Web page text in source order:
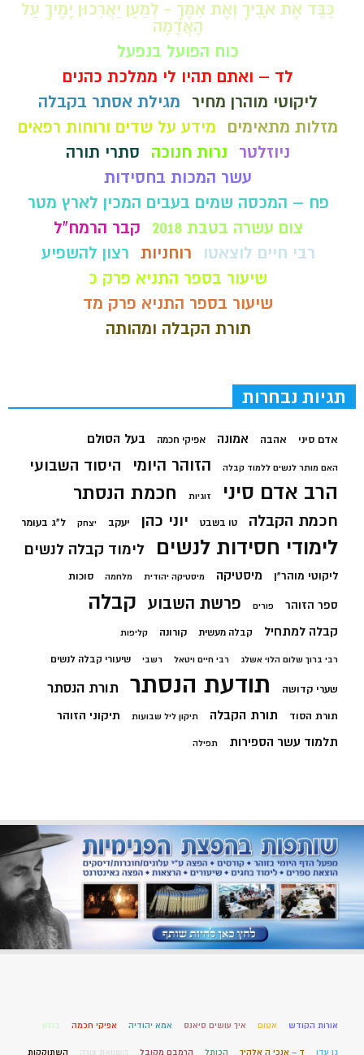
כַּבֵּד אֶת אָבִיךָ וְאֶת אִמֶּךָ - לְמַעַן יַאֲרִכוּן יָמֶיךָ עַל
הָאֲדָמָה
כוח הפועל בנפעל
לד – ואתם תהיו לי ממלכת כהנים
ליקוטי מוהרן מחיר
מגילת אסתר בקבלה
מזלות מתאימים
מידע על שדים ורוחות רפאים
ניוזלטר
נרות חנוכה
סתרי תורה
עשר המכות בחסידות
פח – המכסה שמים בעבים המכין לארץ מטר
צום עשרה בטבת 2018
קבר הרמח"ל
רבי חיים לוצאטו
רוחניות רצון להשפיע
שיעור בספר התניא פרק כ
שיעור בספר התניא פרק מד
תורת הקבלה ומהותה
תגיות נבחרות
אדם סיני אהבה אמונה אפיקי חכמה בעל הסולם
האם מותר לנשים ללמוד קבלה הזוהר היומי היסוד השבועי
הרב אדם סיני זוגיות חכמת הנסתר
חכמת הקבלה טו בשבט יוני כהן יעקב יצחק ל"ג בעומר
לימודי חסידות לנשים לימוד קבלה לנשים
ליקוטי מוהר"ן מיסטיקה מיסטיקה יהודית מלחמה סוכות
ספר הזוהר פורים פרשת השבוע קבלה
קבלה למתחיל קבלה מעשית קורונה קליפות
רבי ברוך שלום הלוי אשלג רבי חיים ויטאל רשבי שיעורי קבלה לנשים
שערי קדושה תודעת הנסתר תורת הנסתר
תורת הסוד תורת הקבלה תיקון ליל שבועות תיקוני הזוהר
תלמוד עשר הספירות תפילה
אורות הקודש אטום איך עושים סיאנס אמא יהודיה אפיקי חכמה בוזון
גן עדן ד – אנכי ה אלהיך הכותל הרמבם מקובל השתוקקות